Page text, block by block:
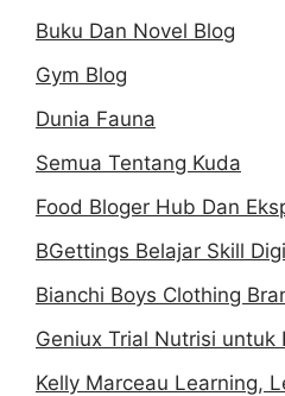
Buku Dan Novel Blog
Gym Blog
Dunia Fauna
Semua Tentang Kuda
Food Bloger Hub Dan
BGettings Belajar Skill
Bianchi Boys Clothing
Geniux Trial Nutrisi untuk
Kelly Marceau Learning,